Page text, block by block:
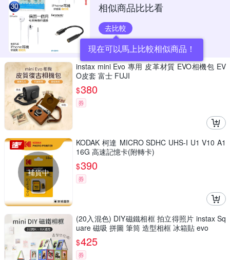
相似商品比比看
去比較
現在可以馬上比較相似商品！
instax mini Evo 專用 皮革材質 EVO相機包 EV
O皮套 富士 FUJI
$380
券
補貨中
KODAK 柯達 MICRO SDHC UHS-I U1 V10 A1
16G 高速記憶卡(附轉卡)
$390
券
(20入混色) DIY磁鐵相框 拍立得照片 instax Sq
uare 磁吸 拼圖 筆筒 造型相框 冰箱貼 evo
$425
券